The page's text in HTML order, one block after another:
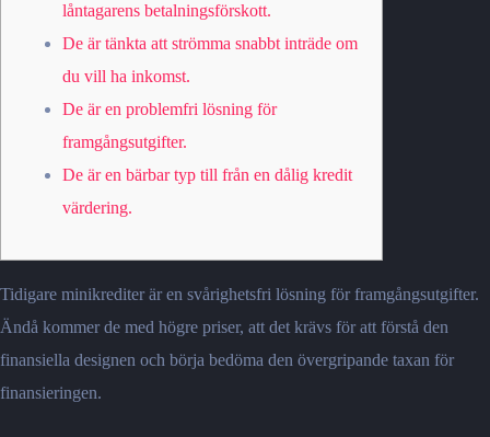
låntagarens betalningsförskott.
De är tänkta att strömma snabbt inträde om
du vill ha inkomst.
De är en problemfri lösning för
framgångsutgifter.
De är en bärbar typ till från en dålig kredit
värdering.
Tidigare minikrediter är en svårighetsfri lösning för framgångsutgifter.
Ändå kommer de med högre priser, att det krävs för att förstå den
finansiella designen och börja bedöma den övergripande taxan för
finansieringen.